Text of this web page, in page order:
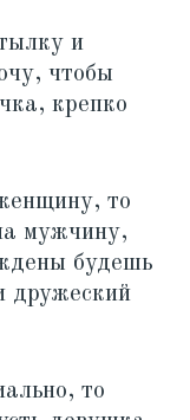
и
чтобы
крепко
то
мужчину,
будешь
дружеский
то